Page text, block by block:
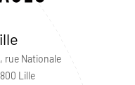
rue Nationale
Lille